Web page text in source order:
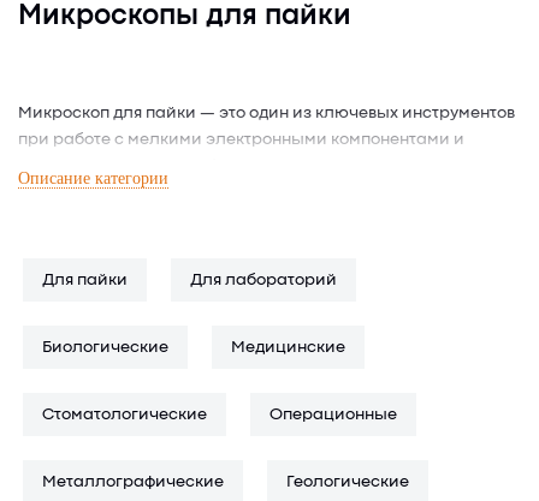
Микроскопы для пайки
Микроскоп для пайки — это один из ключевых инструментов
при работе с мелкими электронными компонентами и
позиционирования и контроля процесса в ходе ремонта
увеличить изображение, но и вывести его на экран для
рабочей зоны. В ассортименте — решения для сервисных
доставкой по Москве и всей России. Здесь можно купить как
Описание категории
Для пайки Для лабораторий
Биологические Медицинские
Стоматологические Операционные
Металлографические Геологические